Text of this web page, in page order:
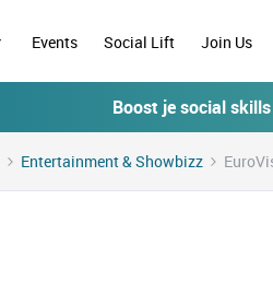
Events Social Lift Join Us
Boost je social
Entertainment & Showbizz